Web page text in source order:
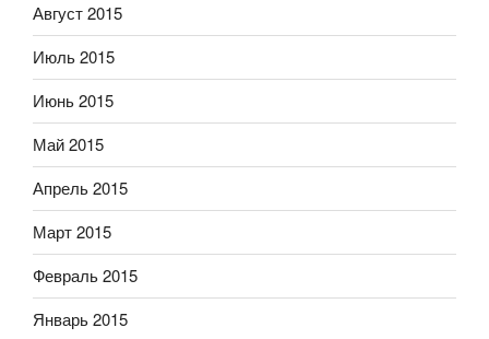
Август 2015
Июль 2015
Июнь 2015
Май 2015
Апрель 2015
Март 2015
Февраль 2015
Январь 2015